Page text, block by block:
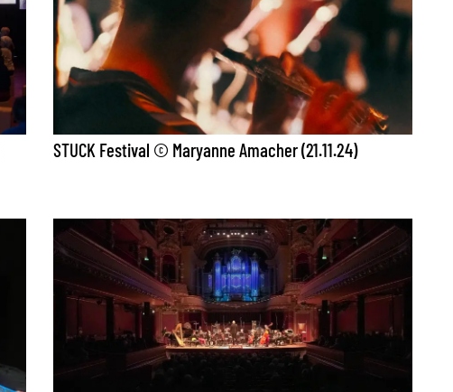
STUCK Festival © Maryanne Amacher (21.11.24)